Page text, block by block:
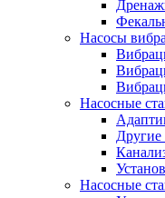
Насосы
Насосные
Другие
Насосные